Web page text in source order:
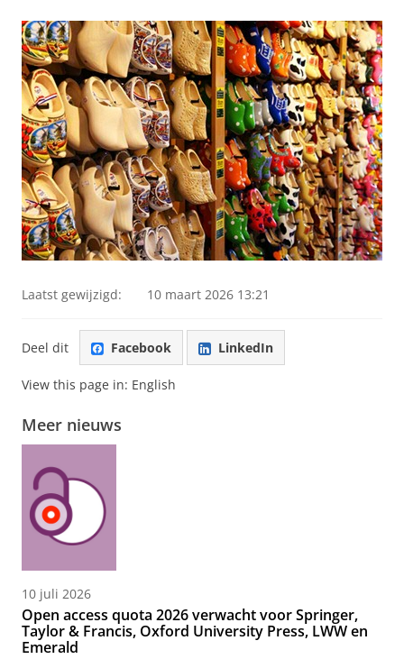
Laatst gewijzigd: 10 maart 2026 13:21
Deel dit Facebook LinkedIn
View this page in: English
Meer nieuws
10 juli 2026
Open access quota 2026 verwacht voor Springer,
Taylor & Francis, Oxford University Press, LWW en
Emerald